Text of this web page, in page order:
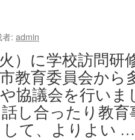
: admin
）に学校訪問
教育委員会から
協議会を行い
し合ったり教
して、よりよい